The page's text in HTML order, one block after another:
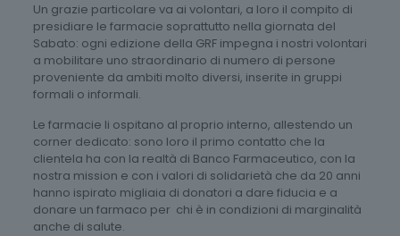
Un grazie particolare va ai volontari, a loro il compito di
presidiare le farmacie soprattutto nella giornata del
Sabato: ogni edizione della GRF impegna i nostri volontari
a mobilitare uno straordinario di numero di persone
proveniente da ambiti molto diversi, inserite in gruppi
formali o informali.
Le farmacie li ospitano al proprio interno, allestendo un
corner dedicato: sono loro il primo contatto che la
clientela ha con la realtà di Banco Farmaceutico, con la
nostra mission e con i valori di solidarietà che da 20 anni
hanno ispirato migliaia di donatori a dare fiducia e a
donare un farmaco per chi è in condizioni di marginalità
anche di salute.